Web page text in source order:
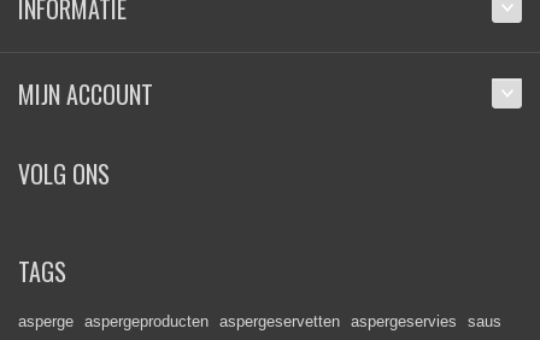
INFORMATIE
MIJN ACCOUNT
VOLG ONS
TAGS
asperge aspergeproducten aspergeservetten aspergeservies
saus